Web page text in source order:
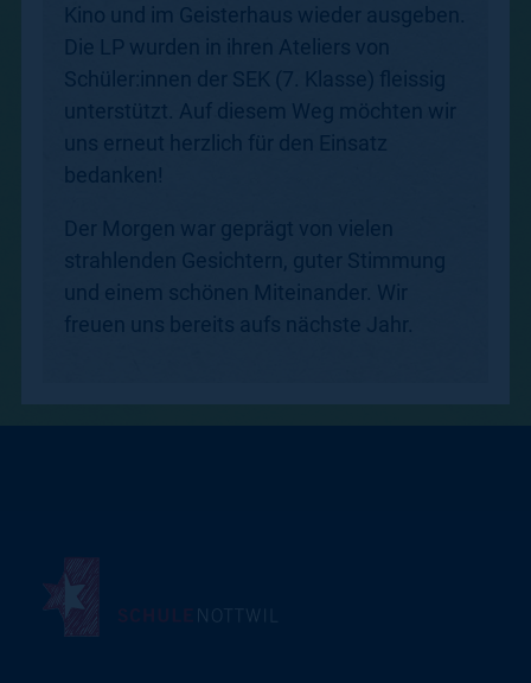
Kino und im Geisterhaus wieder ausgeben.
Die LP wurden in ihren Ateliers von
Schüler:innen der SEK (7. Klasse) fleissig
unterstützt. Auf diesem Weg möchten wir
uns erneut herzlich für den Einsatz
bedanken!
Der Morgen war geprägt von vielen
strahlenden Gesichtern, guter Stimmung
und einem schönen Miteinander. Wir
freuen uns bereits aufs nächste Jahr.